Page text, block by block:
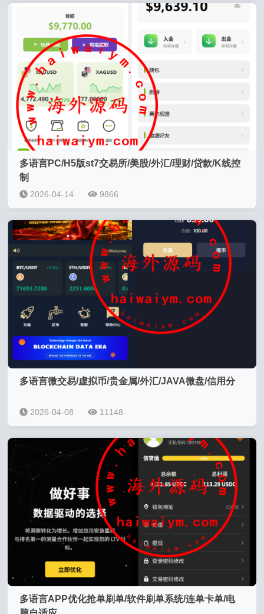
多语言PC/H5版st7交易所/美股/外汇/理财/贷款/K线控
制
2026-04-14 9866
多语言微交易/虚拟币/贵金属/外汇/JAVA微盘/信用分
2026-04-08 11148
多语言APP优化抢单刷单/软件刷单系统/连单卡单/电